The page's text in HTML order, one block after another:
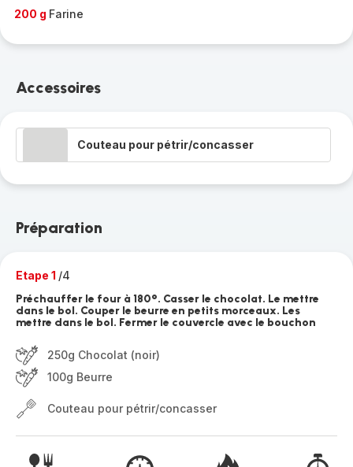
200 g Farine
Accessoires
Couteau pour pétrir/concasser
Préparation
Etape 1 /4
Préchauffer le four à 180°. Casser le chocolat. Le mettre
dans le bol. Couper le beurre en petits morceaux. Les
mettre dans le bol. Fermer le couvercle avec le bouchon
250g Chocolat (noir)
100g Beurre
Couteau pour pétrir/concasser